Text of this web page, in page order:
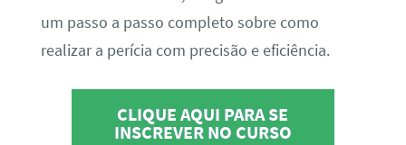
um passo a passo completo sobre como
realizar a perícia com precisão e eficiência.
CLIQUE AQUI PARA SE
INSCREVER NO CURSO